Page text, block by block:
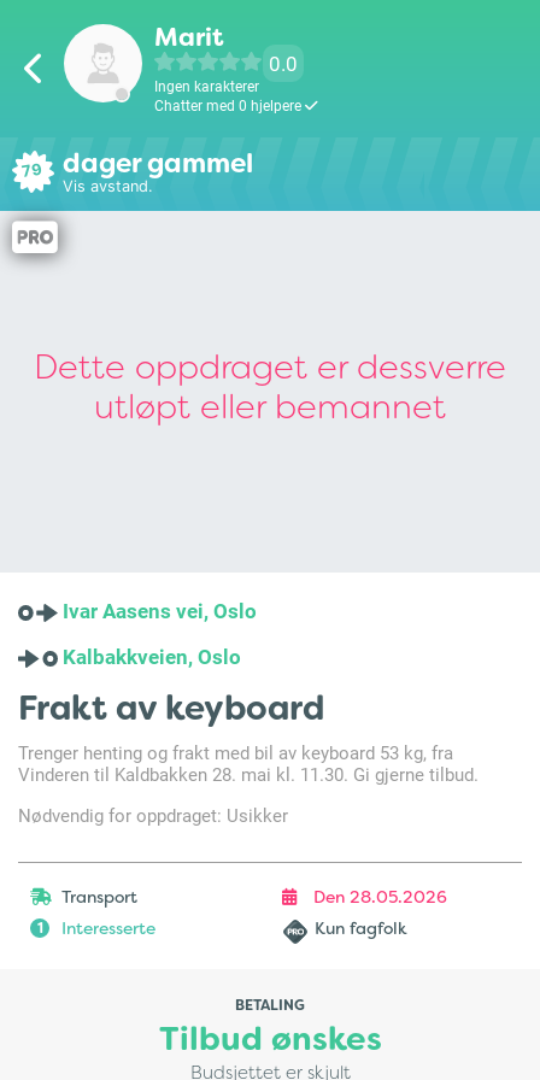
Marit
0.0
Ingen karakterer
Chatter med 0 hjelpere
79 dager gammel
Vis avstand.
Dette oppdraget er dessverre
utløpt eller bemannet
Ivar Aasens vei, Oslo
Kalbakkveien, Oslo
Frakt av keyboard
Trenger henting og frakt med bil av keyboard 53 kg, fra
Vinderen til Kaldbakken 28. mai kl. 11.30. Gi gjerne tilbud.
Nødvendig for oppdraget: Usikker
Transport Den 28.05.2026
1 Interesserte Kun fagfolk
BETALING
Tilbud ønskes
Budsjettet er skjult